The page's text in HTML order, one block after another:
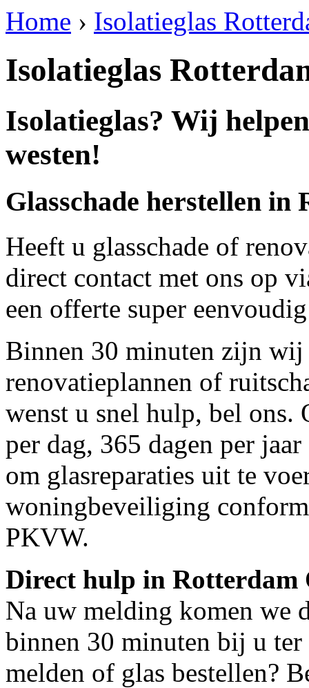
Home › Isolatieglas
Isolatieglas
Isolatieglas? Wij
westen!
Glasschade herstellen in
Heeft u glasschade of
direct contact met ons op
een offerte super
Binnen 30 minuten zijn wij
renovatieplannen of
wenst u snel hulp, bel ons.
per dag, 365 dagen per
om glasreparaties uit te
woningbeveiliging
PKVW.
Direct hulp in Rotterdam
Na uw melding komen we
binnen 30 minuten bij u ter
melden of glas bestellen?